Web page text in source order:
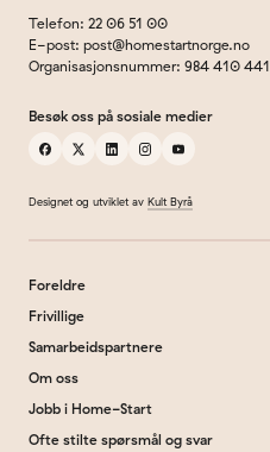
Telefon: 22 06 51 00
E-post: post@homestartnorge.no
Organisasjonsnummer: 984 410 441
Besøk oss på sosiale medier
facebook
x linkedininstagramyoutube
Designet og utviklet av Kult Byrå
Foreldre
Frivillige
Samarbeidspartnere
Om oss
Jobb i Home-Start
Ofte stilte spørsmål og svar